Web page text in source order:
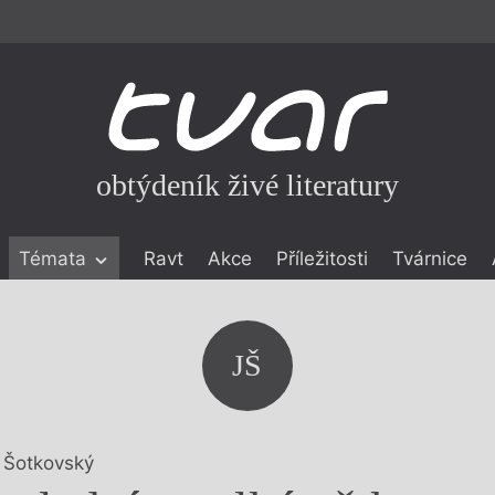
obtýdeník živé literatury
Témata Ravt Akce Příležitosti Tvárnice
JŠ